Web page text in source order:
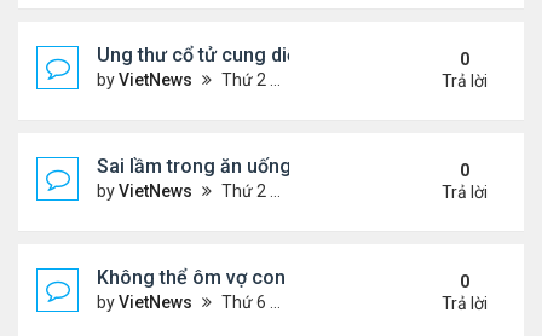
Ung thư cổ tử cung diễn tiến âm thầm
byVietNews Thứ 2 Tháng 8 15, 2022 3:48 pm
0
Trả lời
Sai lầm trong ăn uống gây suy giảm sinh lý ở nam
byVietNews Thứ 2 Tháng 8 15, 2022 2:40 pm
0
Trả lời
Không thể ôm vợ con vì căn bệnh quái ác
byVietNews Thứ 6 Tháng 8 12, 2022 4:34 pm
0
Trả lời